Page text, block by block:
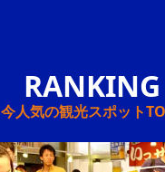
今人気の観光スポット